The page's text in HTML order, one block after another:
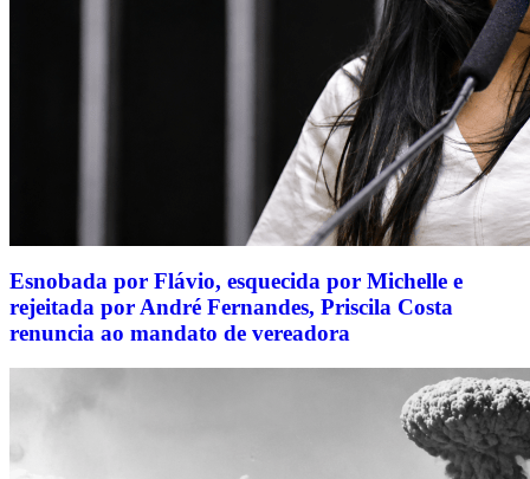
Esnobada por Flávio, esquecida por Michelle e
rejeitada por André Fernandes, Priscila Costa
renuncia ao mandato de vereadora